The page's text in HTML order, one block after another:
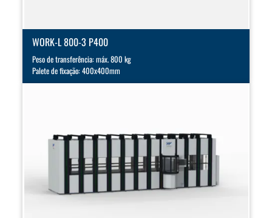
WORK-L 800-3 P400
Peso de transferência: máx. 800 kg
Palete de fixação: 400x400mm